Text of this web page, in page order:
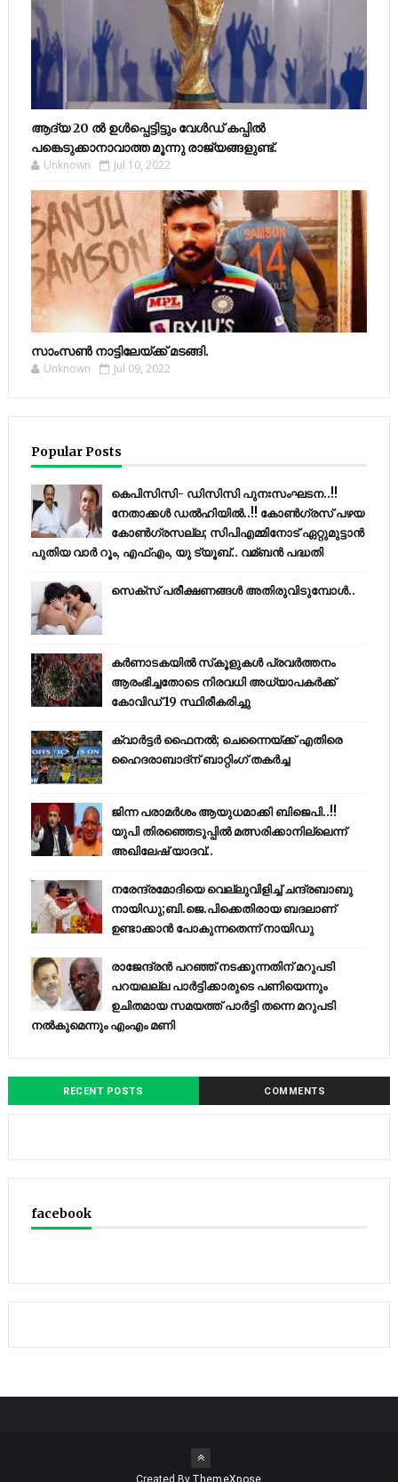
ആദ്യ 20 ല്‍ ഉള്‍പ്പെട്ടിട്ടും വേള്‍ഡ് കപ്പില്‍
പങ്കെടുക്കാനാവാത്ത മൂന്നു രാജ്യങ്ങളുണ്ട്.
Unknown Jul 10, 2022
സാംസണ്‍ നാട്ടിലേയ്‌ക്ക് മടങ്ങി.
Unknown Jul 09, 2022
Popular Posts
കെപിസിസി- ഡിസിസി പുനഃസംഘടന..!!
നേതാക്കൾ ഡൽഹിയിൽ..!! കോണ്‍ഗ്രസ് പഴയ
കോണ്‍ഗ്രസല്ല; സിപിഎമ്മിനോട് ഏറ്റുമുട്ടാന്‍
പുതിയ വാര്‍ റൂം, എഫ്‌എം, യു ട്യൂബ്.. വമ്ബന്‍ പദ്ധതി
സെക്സ് പരീക്ഷണങ്ങൾ അതിരുവിടുമ്പോൾ..
കര്‍ണാടകയില്‍ സ്‌കൂളുകള്‍ പ്രവര്‍ത്തനം
ആരംഭിച്ചതോടെ നിരവധി അധ്യാപകര്‍ക്ക്
കോവിഡ് 19 സ്ഥിരീകരിച്ചു
ക്വാർട്ടർ ഫൈനൽ; ചെന്നൈയ്ക്ക് എതിരെ
ഹൈദരാബാദ്ന് ബാറ്റിംഗ് തകർച്ച
ജിന്ന പരാമര്‍ശം ആയുധമാക്കി ബിജെപി..!!
യുപി തിരഞ്ഞെടുപ്പില്‍ മത്സരിക്കാനില്ലെന്ന്
അഖിലേഷ് യാദവ്..
നരേന്ദ്രമോദിയെ വെല്ലുവിളിച്ച് ചന്ദ്രബാബു
നായിഡു;ബി.ജെ.പിക്കെതിരായ ബദലാണ്
ഉണ്ടാക്കാന്‍ പോകുന്നതെന്ന് നായിഡു
രാജേന്ദ്രന്‍ പറഞ്ഞ് നടക്കുന്നതിന് മറുപടി
പറയലല്ല പാര്‍ട്ടിക്കാരുടെ പണിയെന്നും
ഉചിതമായ സമയത്ത് പാര്‍ട്ടി തന്നെ മറുപടി
നല്‍കുമെന്നും എംഎം മണി
RECENT POSTS COMMENTS
facebook
Created ByThemeXpose